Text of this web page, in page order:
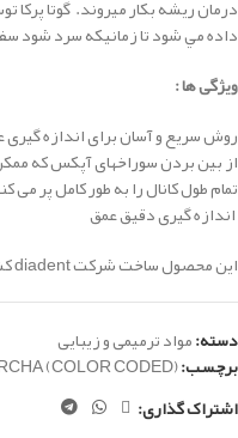
درمان ريشه بکار ميروند. گوتا
داده مي شود تا زمانيکه سرد شود
ویژگی ها :
روش سریع و آسان برای اندازه
از بین بردن سوراخهای آپکس که
تمام طول کانال را به طور کامل پر می
اندازه گیری دقیق عمق
این محصول ساخت شرکت diadent کشور کره جنوبی می باشد.
دسته:مواد ترمیمی و زیبایی
برچسب:(COLOR CODED)
اشتراک گذاری: